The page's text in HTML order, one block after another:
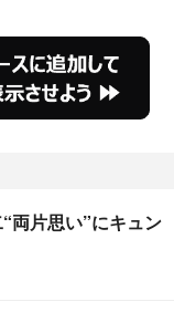
両片思い”にキュン